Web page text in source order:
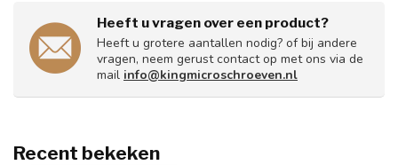
Heeft u vragen over een product?
Heeft u grotere aantallen nodig? of bij andere
vragen, neem gerust contact op met ons via de
mail info@kingmicroschroeven.nl
Recent bekeken